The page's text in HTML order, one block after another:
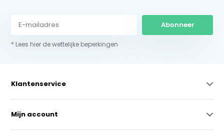
Abonneer
* Lees hier de wettelijke beperkingen
Klantenservice
Mijn account